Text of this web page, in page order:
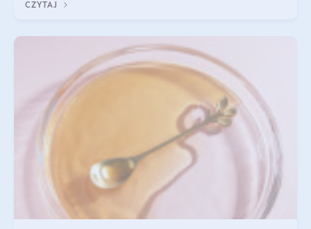
osłabienie włosów.
CZYTAJ